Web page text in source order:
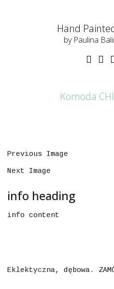
Hand
by Paulina
Komoda
Previous Image
Next Image
info heading
info content
Eklektyczna, dębowa.